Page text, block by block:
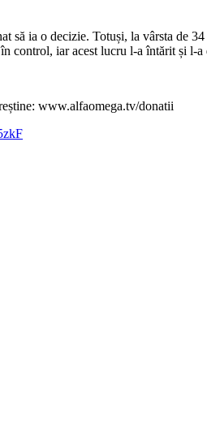
ia o decizie. Totuși, la vârsta de
control, iar acest lucru l-a întărit și l-
www.alfaomega.tv/donatii